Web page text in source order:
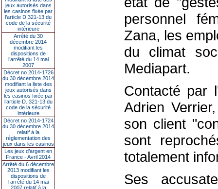
jeux autorisés dans
les casinos fixée par
l’article D.321-13 du
code de la sécurité
intérieure
Arrêté du 30
décembre 2014
modifiant les
dispositions de
l’arrêté du 14 mai
2007
Décret no 2014-1726
du 30 décembre 2014
modifiant la liste des
jeux autorisés dans
les casinos fixée par
l’article D. 321-13 du
code de la sécurité
intérieure
Décret no 2014-1724
du 30 décembre 2014
relatif à la
réglementation des
jeux dans les casinos
Les jeux d’argent en
France - Avril 2014
Arrêté du 6 décembre
2013 modifiant les
dispositions de
l’arrêté du 14 mai
2007 relatif à la
personnel
Zana, les
du climat
Mediapart.
Contacté par
Adrien
son client
sont
totalement
Ses